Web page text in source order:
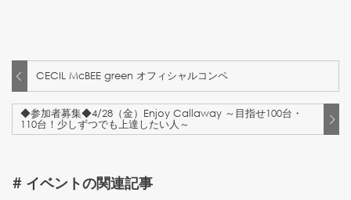
CECIL McBEE green オフィシャルコンペ
◆参加者募集◆4/28（金）Enjoy Callaway ～目指せ100台・
110台！少しずつでも上達したい人～
# イベントの関連記事